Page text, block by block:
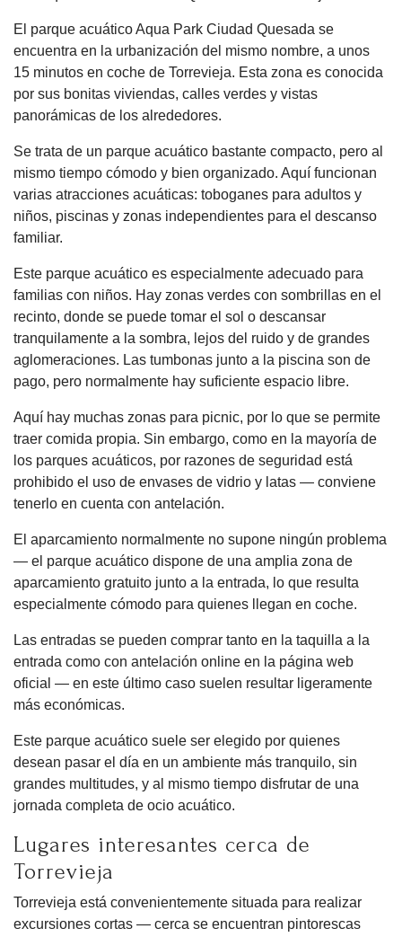
El parque acuático Aqua Park Ciudad Quesada se
encuentra en la urbanización del mismo nombre, a unos
15 minutos en coche de Torrevieja. Esta zona es conocida
por sus bonitas viviendas, calles verdes y vistas
panorámicas de los alrededores.
Se trata de un parque acuático bastante compacto, pero al
mismo tiempo cómodo y bien organizado. Aquí funcionan
varias atracciones acuáticas: toboganes para adultos y
niños, piscinas y zonas independientes para el descanso
familiar.
Este parque acuático es especialmente adecuado para
familias con niños. Hay zonas verdes con sombrillas en el
recinto, donde se puede tomar el sol o descansar
tranquilamente a la sombra, lejos del ruido y de grandes
aglomeraciones. Las tumbonas junto a la piscina son de
pago, pero normalmente hay suficiente espacio libre.
Aquí hay muchas zonas para picnic, por lo que se permite
traer comida propia. Sin embargo, como en la mayoría de
los parques acuáticos, por razones de seguridad está
prohibido el uso de envases de vidrio y latas — conviene
tenerlo en cuenta con antelación.
El aparcamiento normalmente no supone ningún problema
— el parque acuático dispone de una amplia zona de
aparcamiento gratuito junto a la entrada, lo que resulta
especialmente cómodo para quienes llegan en coche.
Las entradas se pueden comprar tanto en la taquilla a la
entrada como con antelación online en la página web
oficial — en este último caso suelen resultar ligeramente
más económicas.
Este parque acuático suele ser elegido por quienes
desean pasar el día en un ambiente más tranquilo, sin
grandes multitudes, y al mismo tiempo disfrutar de una
jornada completa de ocio acuático.
Lugares interesantes cerca de
Torrevieja
Torrevieja está convenientemente situada para realizar
excursiones cortas — cerca se encuentran pintorescas